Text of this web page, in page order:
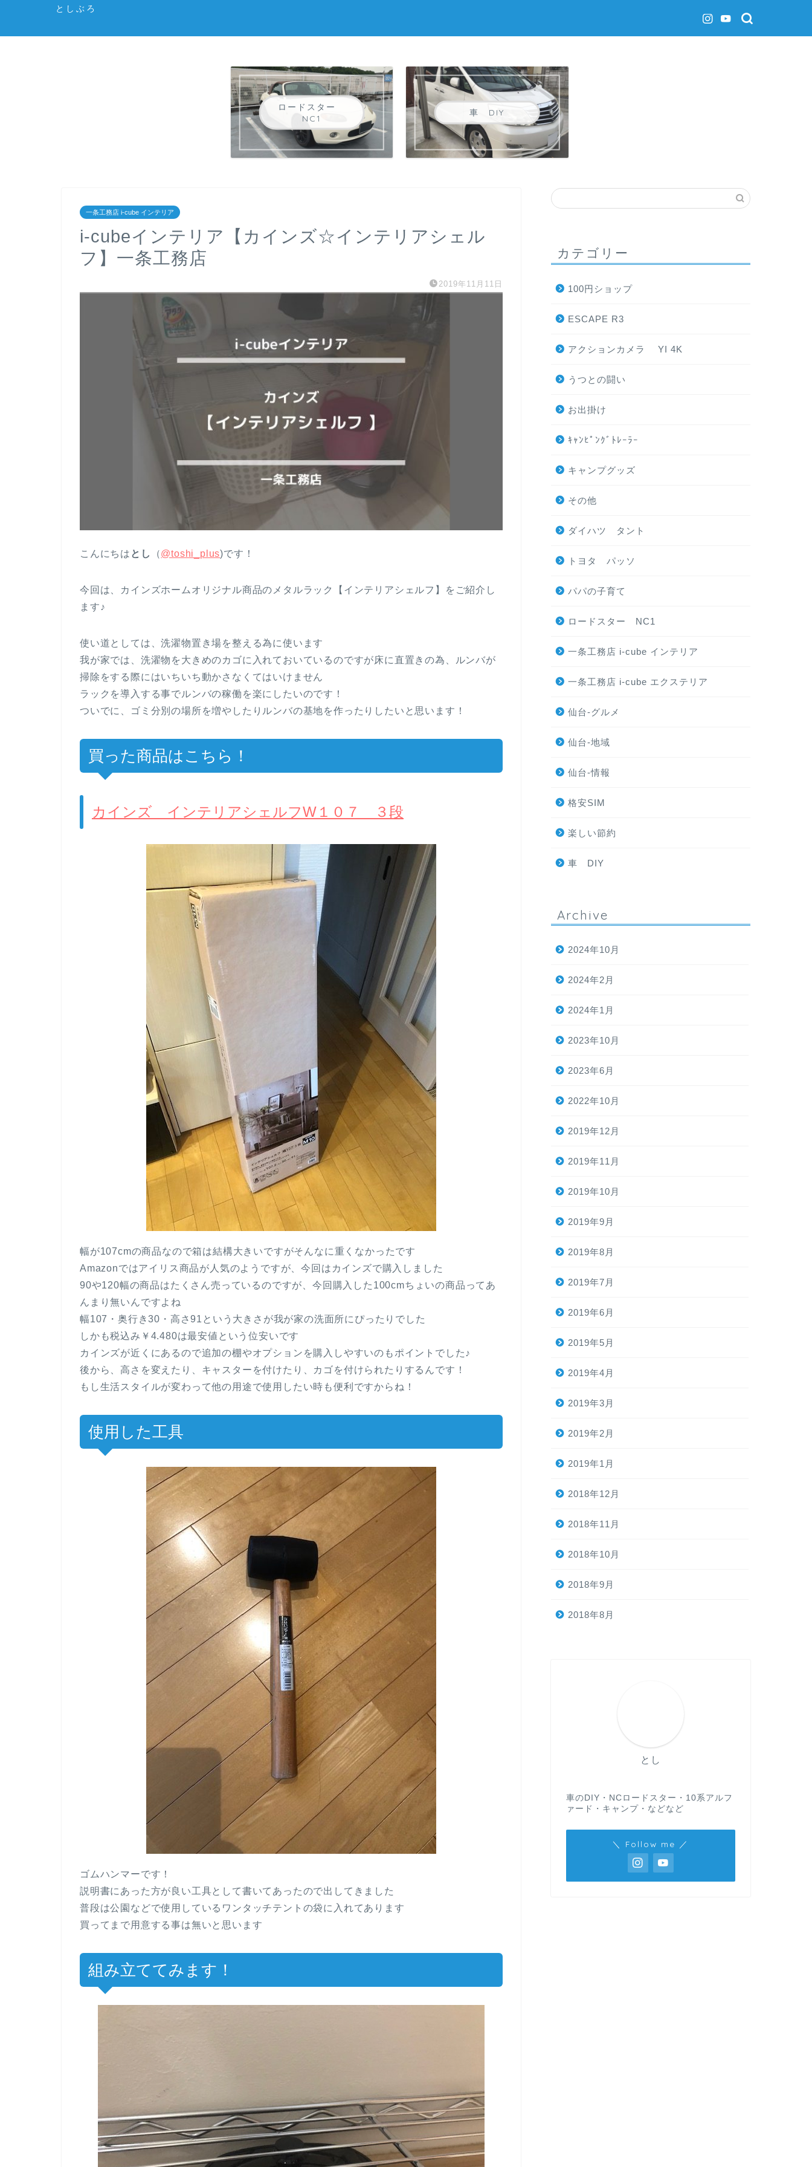
としぶろ
ロードスター
NC1
車 DIY
一条工務店 i-cube インテリア
i-cubeインテリア【カインズ☆インテリアシェル
フ】一条工務店
2019年11月11日
こんにちは とし （@toshi_plus)です！
今回は、カインズホームオリジナル商品のメタルラック【インテリアシェルフ】をご紹介し
ます♪
使い道としては、洗濯物置き場を整える為に使います
我が家では、洗濯物を大きめのカゴに入れておいているのですが床に直置きの為、ルンバが
掃除をする際にはいちいち動かさなくてはいけません
ラックを導入する事でルンバの稼働を楽にしたいのです！
ついでに、ゴミ分別の場所を増やしたりルンバの基地を作ったりしたいと思います！
買った商品はこちら！
カインズ インテリアシェルフW１０７ ３段
幅が107cmの商品なので箱は結構大きいですがそんなに重くなかったです
Amazonではアイリス商品が人気のようですが、今回はカインズで購入しました
90や120幅の商品はたくさん売っているのですが、今回購入した100cmちょいの商品ってあ
んまり無いんですよね
幅107・奥行き30・高さ91という大きさが我が家の洗面所にぴったりでした
しかも税込み￥4.480は最安値という位安いです
カインズが近くにあるので追加の棚やオプションを購入しやすいのもポイントでした♪
後から、高さを変えたり、キャスターを付けたり、カゴを付けられたりするんです！
もし生活スタイルが変わって他の用途で使用したい時も便利ですからね！
使用した工具
ゴムハンマーです！
説明書にあった方が良い工具として書いてあったので出してきました
普段は公園などで使用しているワンタッチテントの袋に入れてあります
買ってまで用意する事は無いと思います
組み立ててみます！
カテゴリー
100円ショップ
ESCAPE R3
アクションカメラ YI 4K
うつとの闘い
お出掛け
ｷｬﾝﾋﾟﾝｸﾞﾄﾚｰﾗｰ
キャンプグッズ
その他
ダイハツ タント
トヨタ パッソ
パパの子育て
ロードスター NC1
一条工務店 i-cube インテリア
一条工務店 i-cube エクステリア
仙台-グルメ
仙台-地域
仙台-情報
格安SIM
楽しい節約
車 DIY
Archive
2024年10月
2024年2月
2024年1月
2023年10月
2023年6月
2022年10月
2019年12月
2019年11月
2019年10月
2019年9月
2019年8月
2019年7月
2019年6月
2019年5月
2019年4月
2019年3月
2019年2月
2019年1月
2018年12月
2018年11月
2018年10月
2018年9月
2018年8月
とし
車のDIY・NCロードスター・10系アルフ
ァード・キャンプ・などなど
＼ Follow me ／